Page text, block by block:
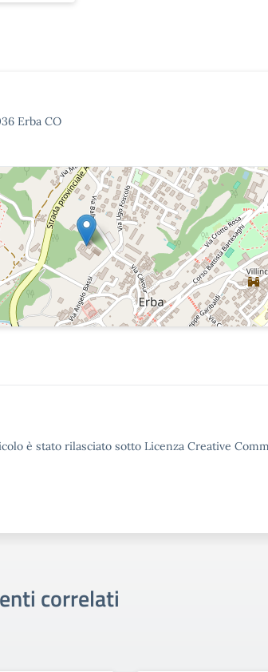
Erba CO
è stato rilasciato sotto Licenza Creative
correlati